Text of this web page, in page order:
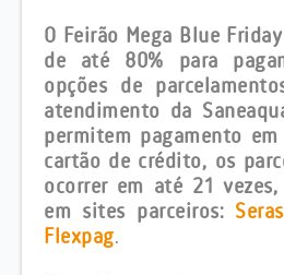
O Feirão Mega Blue
de até 80% para
opções de
atendimento da
permitem pagamento
cartão de crédito, os
ocorrer em até 21
em sites parceiros:
Flexpag.